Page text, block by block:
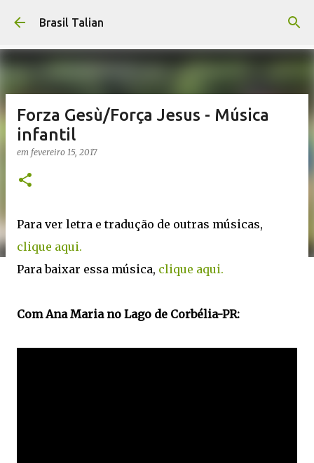
Pular para o conteúdo principal
Brasil Talian
Forza Gesù/Força Jesus - Música
infantil
em fevereiro 15, 2017
Para ver letra e tradução de outras músicas,
clique aqui.
Para baixar essa música, clique aqui.
Com Ana Maria no Lago de Corbélia-PR: